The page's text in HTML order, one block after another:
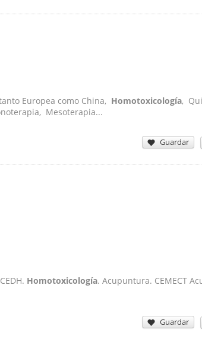
Europea como China, Homotoxicología,
Mesoterapia...
Guardar
Homotoxicología. Acupuntura. CEMECT
Guardar